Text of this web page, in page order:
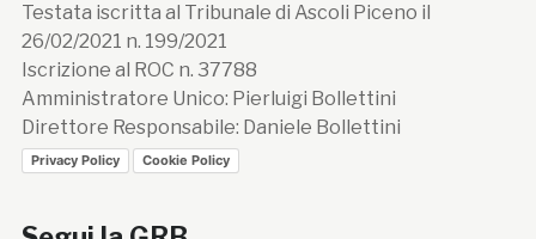
Testata iscritta al Tribunale di Ascoli Piceno il
26/02/2021 n. 199/2021
Iscrizione al ROC n. 37788
Amministratore Unico: Pierluigi Bollettini
Direttore Responsabile: Daniele Bollettini
Privacy Policy Cookie Policy